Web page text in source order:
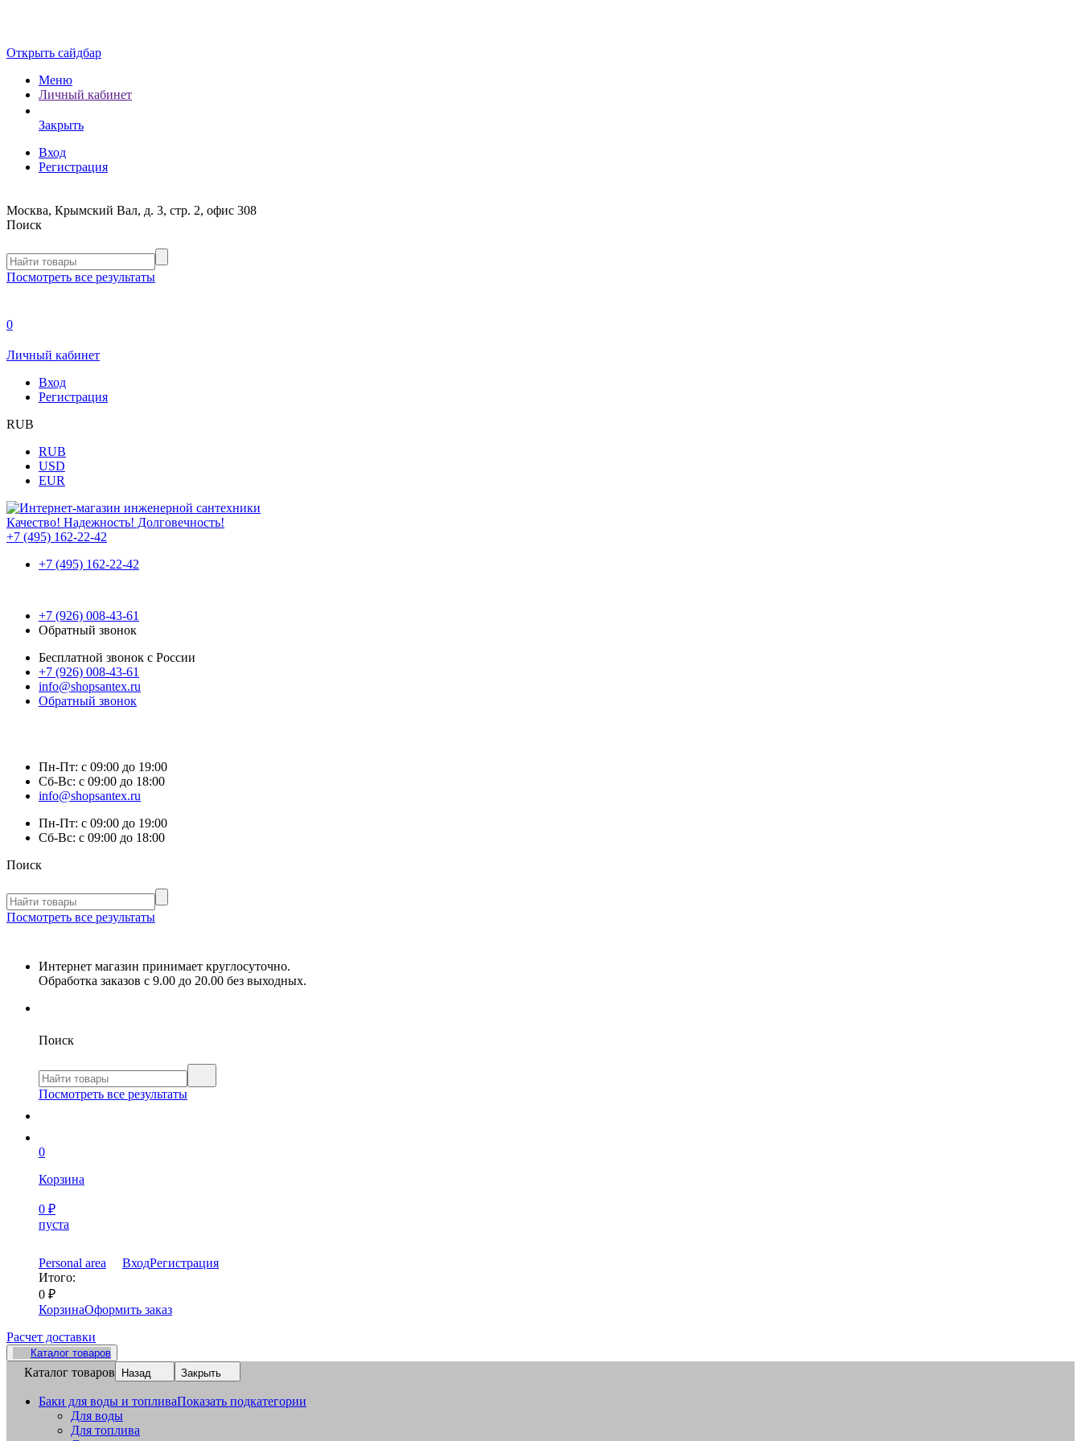
Открыть сайдбар
Меню
Личный кабинет
Закрыть
Вход
Регистрация
Москва, Крымский Вал, д. 3, стр. 2, офис 308
Поиск
Посмотреть все результаты
0
Личный кабинет
Вход
Регистрация
RUB
RUB
USD
EUR
Качество! Надежность! Долговечность!
+7 (495) 162-22-42
+7 (495) 162-22-42
+7 (926) 008-43-61
Обратный звонок
Бесплатной звонок с России
+7 (926) 008-43-61
info@shopsantex.ru
Обратный звонок
Пн-Пт: с 09:00 до 19:00
Сб-Вс: с 09:00 до 18:00
info@shopsantex.ru
Пн-Пт: с 09:00 до 19:00
Сб-Вс: с 09:00 до 18:00
Поиск
Посмотреть все результаты
Интернет магазин принимает круглосуточно.
Обработка заказов с 9.00 до 20.00 без выходных.
Поиск
Посмотреть все результаты
0
Корзина
0 ₽
пуста
Personal area ВходРегистрация
Итого:
0 ₽
КорзинаОформить заказ
Расчет доставки
Каталог товаров
Каталог товаров Назад Закрыть
Баки для воды и топливаПоказать подкатегории
Для воды
Для топлива